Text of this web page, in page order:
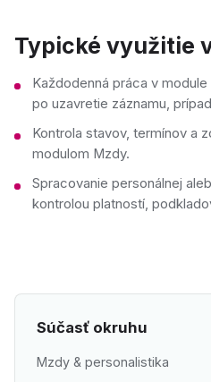
Typické využitie
Každodenná práca v
po uzavretie záznamu,
Kontrola stavov, termínov a
modulom Mzdy.
Spracovanie personálnej
kontrolou platností,
Súčasť okruhu
Mzdy & personalistika